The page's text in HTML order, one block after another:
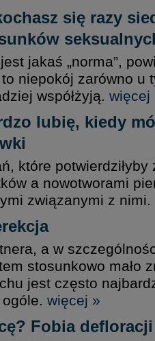
się razy
jakaś „norma”,
niepokój zarówno u
współżyją. więcej
lubię, kiedy
które
a nowotworami
związanymi z nimi.
a w
stosunkowo mało
jest często
więcej »
Fobia defloracji